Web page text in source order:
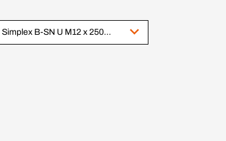
1012980 Kotva Simplex B-SN U M12 x 250/156/171 mm, Zn